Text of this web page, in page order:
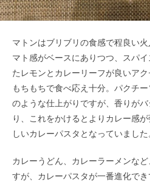
マトンはブリブリの食感で程良い
マト感がベースにありつつ、スパ
たレモンとカレーリーフが良いア
もちもちで食べ応え十分。パクチ
のような仕上がりですが、香りが
り、これをかけるとよりカレー感
しいカレーパスタとなっていました
カレーうどん、カレーラーメンな
すが、カレーパスタが一番進化で